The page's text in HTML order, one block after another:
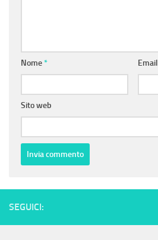
Nome* Email
Sito web
SEGUICI: